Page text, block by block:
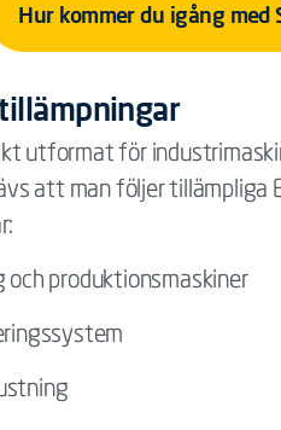
Hur kommer du igång med
utformat för
att man följer tillämpliga
och produktionsmaskiner